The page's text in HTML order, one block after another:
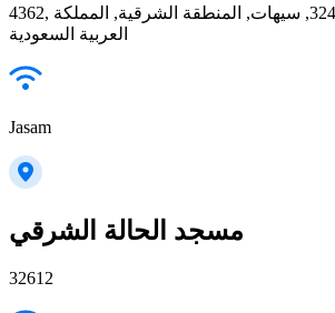
4362, شارع 10ب, 32463, سيهات, المنطقة الشرقية, المملكة
العربية السعودية
Jasam
مسجد الحالة الشرقي
32612